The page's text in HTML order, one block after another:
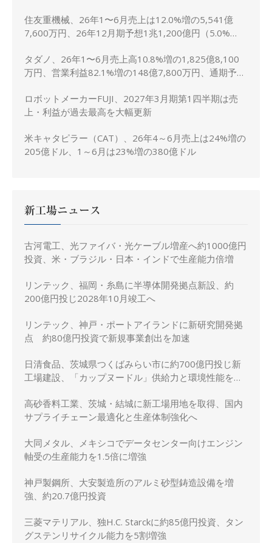
住友重機械、26年1〜6月売上は12.0%増の5,541億
7,600万円、26年12月期予想1兆1,200億円（5.0%
タダノ、26年1〜6月売上高10.8%増の1,825億8,100
万円、営業利益82.1%増の148億7,800万円、通期予想
ロボットメーカーFUJI、2027年3月期第1四半期は売
上・利益が過去最高を大幅更新
米キャタピラー（CAT）、26年4～6月売上は24%増の
205億ドル、1～6月は23%増の380億ドル
新工場ニュース
古河電工、光ファイバ・光ケーブル増産へ約1000億円
投資、米・ブラジル・日本・インドで生産能力倍増
リンテック、福岡・糸島に半導体開発拠点新設、約
200億円投じ2028年10月竣工へ
リンテック、神戸・ポートアイランドに新研究開発拠
点 約80億円投資で新規事業創出を加速
日清食品、茨城県つくばみらい市に約700億円投じ新
工場建設、「カップヌードル」供給力と環境性能を強
高砂香料工業、茨城・結城に新工場用地を取得、国内
サプライチェーン最適化と生産体制強化へ
大同メタル、メキシコでデータセンター向けエンジン
軸受の生産能力を1.5倍に増強
神戸製鋼所、大安製造所のアルミ砂型鋳造設備を増
強、約20.7億円投資
三菱マテリアル、独H.C. Starckに約85億円投資、タン
グステンリサイクル能力を5割増強